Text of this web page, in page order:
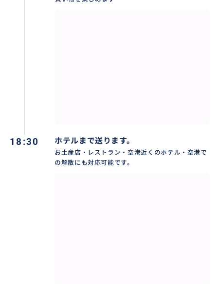
18:30 ホテルまで送ります。
お土産店・レストラン・空港近くのホテル・空港で
の解散にも対応可能です。